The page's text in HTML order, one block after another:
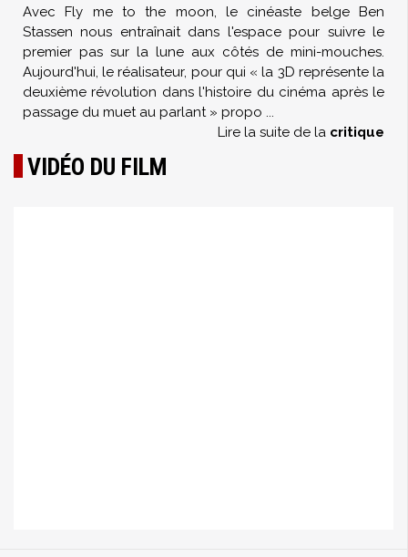
Avec Fly me to the moon, le cinéaste belge Ben
Stassen nous entraînait dans l'espace pour suivre le
premier pas sur la lune aux côtés de mini-mouches.
Aujourd'hui, le réalisateur, pour qui « la 3D représente la
deuxième révolution dans l'histoire du cinéma après le
passage du muet au parlant » propo ...
Lire la suite de la critique
VIDÉO DU FILM